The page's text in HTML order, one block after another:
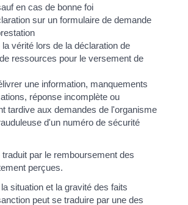
en cas de bonne foi
sur un formulaire de demande
vérité lors de la déclaration de
ressources pour le versement de
une information, manquements
réponse incomplète ou
tardive aux demandes de l'organisme
d'un numéro de sécurité
par le remboursement des
perçues.
situation et la gravité des faits
peut se traduire par une des